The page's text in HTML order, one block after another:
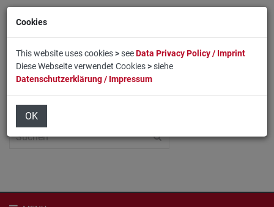
Home
Cookies
This website uses cookies>seeData Privacy Policy / Imprint
Diese Webseite verwendet Cookies>siehe
Datenschutzerklärung / Impressum
OK